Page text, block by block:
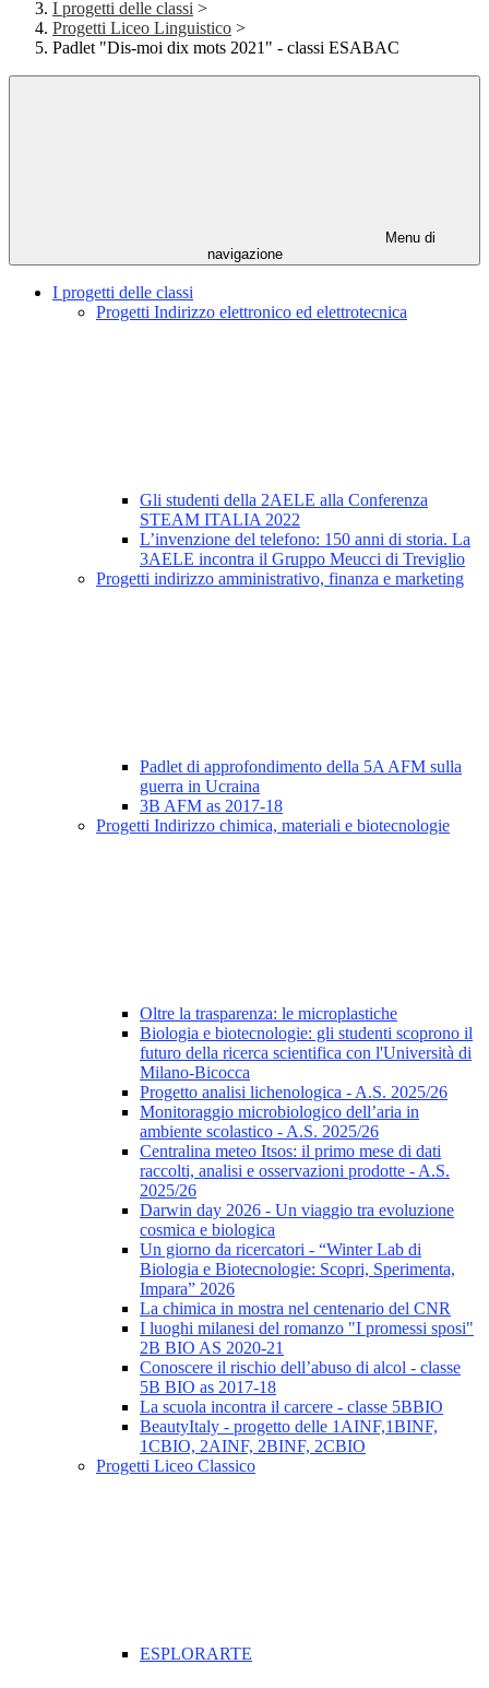
I progetti delle classi >
Progetti Liceo Linguistico >
Padlet "Dis-moi dix mots 2021" - classi ESABAC
Menu di
navigazione
I progetti delle classi
Progetti Indirizzo elettronico ed elettrotecnica
Gli studenti della 2AELE alla Conferenza
STEAM ITALIA 2022
L’invenzione del telefono: 150 anni di storia. La
3AELE incontra il Gruppo Meucci di Treviglio
Progetti indirizzo amministrativo, finanza e marketing
Padlet di approfondimento della 5A AFM sulla
guerra in Ucraina
3B AFM as 2017-18
Progetti Indirizzo chimica, materiali e biotecnologie
Oltre la trasparenza: le microplastiche
Biologia e biotecnologie: gli studenti scoprono il
futuro della ricerca scientifica con l'Università di
Milano-Bicocca
Progetto analisi lichenologica - A.S. 2025/26
Monitoraggio microbiologico dell’aria in
ambiente scolastico - A.S. 2025/26
Centralina meteo Itsos: il primo mese di dati
raccolti, analisi e osservazioni prodotte - A.S.
2025/26
Darwin day 2026 - Un viaggio tra evoluzione
cosmica e biologica
Un giorno da ricercatori - “Winter Lab di
Biologia e Biotecnologie: Scopri, Sperimenta,
Impara” 2026
La chimica in mostra nel centenario del CNR
I luoghi milanesi del romanzo "I promessi sposi"
2B BIO AS 2020-21
Conoscere il rischio dell’abuso di alcol - classe
5B BIO as 2017-18
La scuola incontra il carcere - classe 5BBIO
BeautyItaly - progetto delle 1AINF,1BINF,
1CBIO, 2AINF, 2BINF, 2CBIO
Progetti Liceo Classico
ESPLORARTE